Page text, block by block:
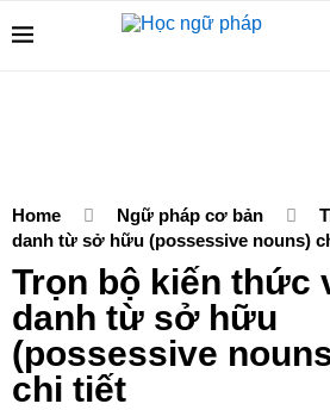
Home Ngữ pháp cơ bản
danh từ sở hữu (possessive nouns)
Trọn bộ kiến thức
danh từ sở hữu
(possessive
chi tiết